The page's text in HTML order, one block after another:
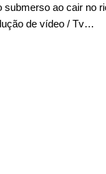
submerso ao cair no
de vídeo / Tv…